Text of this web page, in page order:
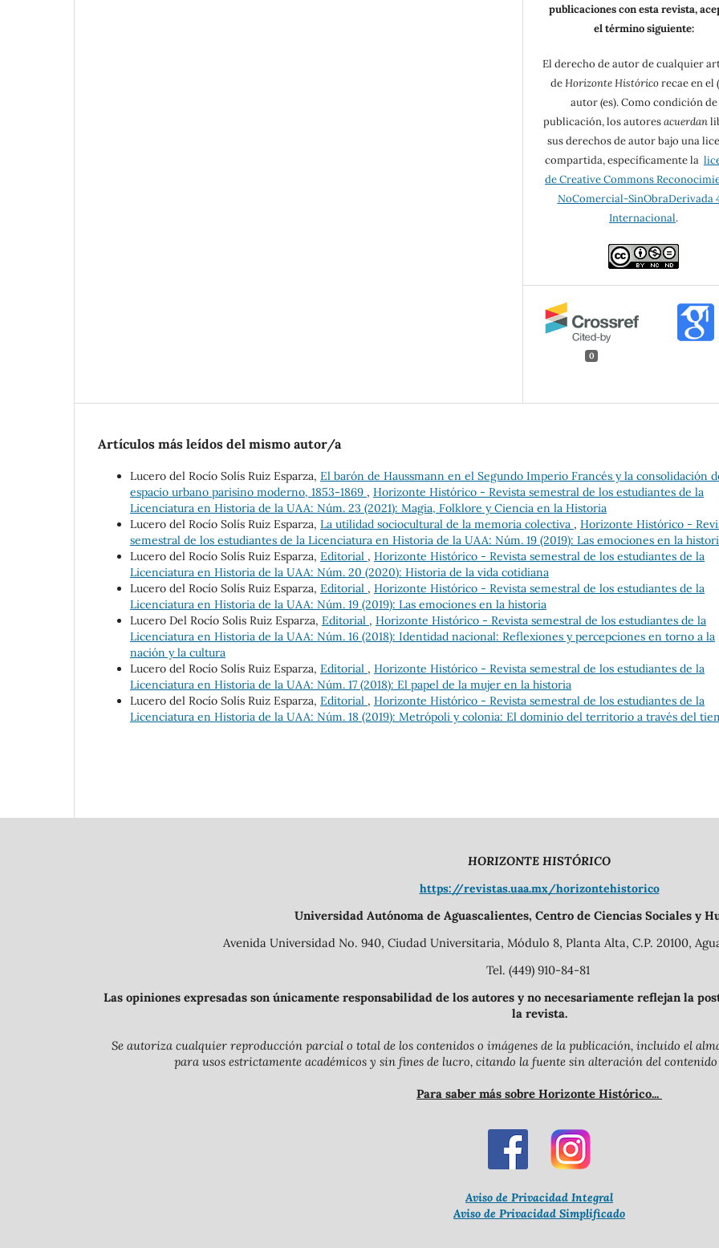
publicaciones con esta revista,
el término siguiente:
El derecho de autor de cualquier
deHorizonte Históricorecae en el
autor (es). Como condición de
publicación, los autoresacuerdan
sus derechos de autor bajo una
compartida, específicamente la
de Creative Commons
NoComercial-SinObraDerivada
Internacional.
0
Artículos más leídos del mismo autor/a
Lucero del Rocío Solís Ruiz Esparza, El barón de Haussmann en el Segundo Imperio Francés y la consolidación
espacio urbano parisino moderno, 1853-1869 , Horizonte Histórico - Revista semestral de los estudiantes de la
Licenciatura en Historia de la UAA: Núm. 23 (2021): Magia, Folklore y Ciencia en la Historia
Lucero del Rocío Solís Ruiz Esparza, La utilidad sociocultural de la memoria colectiva , Horizonte Histórico -
semestral de los estudiantes de la Licenciatura en Historia de la UAA: Núm. 19 (2019): Las emociones en la
Lucero del Rocío Solís Ruiz Esparza, Editorial , Horizonte Histórico - Revista semestral de los estudiantes de la
Licenciatura en Historia de la UAA: Núm. 20 (2020): Historia de la vida cotidiana
Lucero del Rocío Solís Ruiz Esparza, Editorial , Horizonte Histórico - Revista semestral de los estudiantes de la
Licenciatura en Historia de la UAA: Núm. 19 (2019): Las emociones en la historia
Lucero Del Rocío Solis Ruiz Esparza, Editorial , Horizonte Histórico - Revista semestral de los estudiantes de la
Licenciatura en Historia de la UAA: Núm. 16 (2018): Identidad nacional: Reflexiones y percepciones en torno a la
nación y la cultura
Lucero del Rocío Solís Ruiz Esparza, Editorial , Horizonte Histórico - Revista semestral de los estudiantes de la
Licenciatura en Historia de la UAA: Núm. 17 (2018): El papel de la mujer en la historia
Lucero del Rocío Solís Ruiz Esparza, Editorial , Horizonte Histórico - Revista semestral de los estudiantes de la
Licenciatura en Historia de la UAA: Núm. 18 (2019): Metrópoli y colonia: El dominio del territorio a través del
HORIZONTE HISTÓRICO
https://revistas.uaa.mx/horizontehistorico
Universidad Autónoma de Aguascalientes, Centro de Ciencias Sociales y
Avenida Universidad No. 940, Ciudad Universitaria, Módulo 8, Planta Alta, C.P. 20100,
Tel. (449) 910-84-81
Las opiniones expresadas son únicamente responsabilidad de los autores y no necesariamente reflejan la
la revista.
Se autoriza cualquier reproducción parcial o total de los contenidos o imágenes de la publicación, incluido el
para usos estrictamente académicos y sin fines de lucro, citando la fuente sin alteración del
Para saber más sobre Horizonte Histórico...
Aviso de Privacidad Integral
Aviso de Privacidad Simplificado